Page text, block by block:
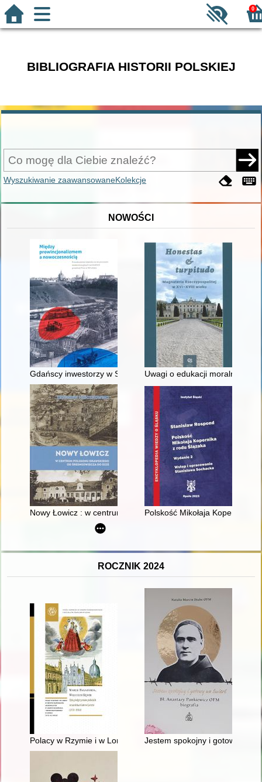
0
BIBLIOGRAFIA HISTORII POLSKIEJ
Wyszukiwanie zaawansowaneKolekcje
NOWOŚCI
Gdańscy inwestorzy w Sopocie : prestiż finansowy i
Uwagi o edukacji moralnej
Nowy Łowicz : w centrum poligonu drawskiego od
Polskość Mikołaja Kopernika z
ROCZNIK 2024
Polacy w Rzymie i w Loreto w świetle materiałów
Jestem spokojny i gotowy na